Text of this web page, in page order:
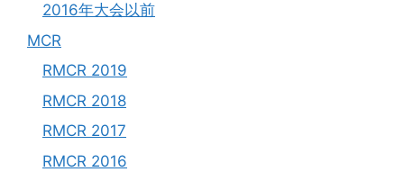
2016年大会以前
MCR
RMCR 2019
RMCR 2018
RMCR 2017
RMCR 2016